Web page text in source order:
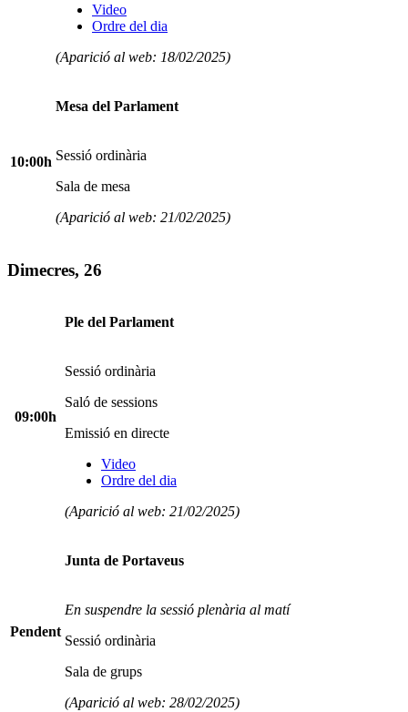
Video
Ordre del dia
(Aparició al web: 18/02/2025)
10:00h
Mesa del Parlament
Sessió ordinària
Sala de mesa
(Aparició al web: 21/02/2025)
Dimecres, 26
09:00h
Ple del Parlament
Sessió ordinària
Saló de sessions
Emissió en directe
Video
Ordre del dia
(Aparició al web: 21/02/2025)
Pendent
Junta de Portaveus
En suspendre la sessió plenària al matí
Sessió ordinària
Sala de grups
(Aparició al web: 28/02/2025)